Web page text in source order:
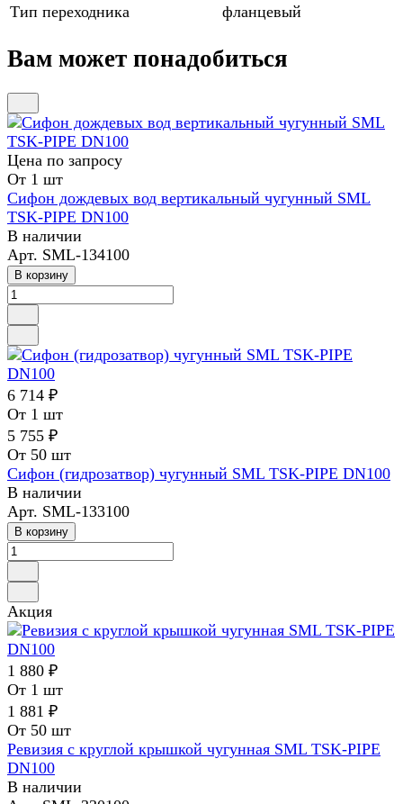
Тип переходника
фланцевый
Вам может понадобиться
Цена по запросу
От 1 шт
Сифон дождевых вод вертикальный чугунный SML
TSK-PIPE DN100
В наличии
Арт. SML-134100
В корзину
6 714 ₽
От 1 шт
5 755 ₽
От 50 шт
Сифон (гидрозатвор) чугунный SML TSK-PIPE DN100
В наличии
Арт. SML-133100
В корзину
Акция
1 880 ₽
От 1 шт
1 881 ₽
От 50 шт
Ревизия с круглой крышкой чугунная SML TSK-PIPE
DN100
В наличии